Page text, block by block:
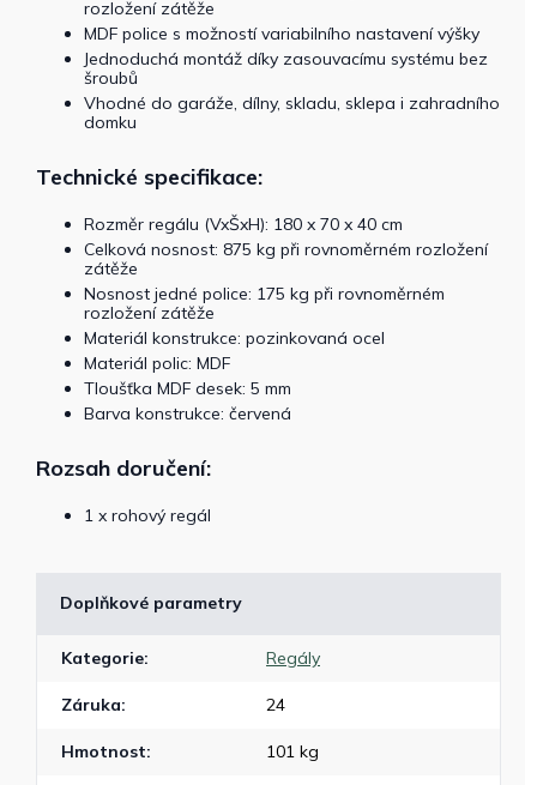
rozložení zátěže
MDF police s možností variabilního nastavení výšky
Jednoduchá montáž díky zasouvacímu systému bez
šroubů
Vhodné do garáže, dílny, skladu, sklepa i zahradního
domku
Technické specifikace:
Rozměr regálu (VxŠxH): 180 x 70 x 40 cm
Celková nosnost: 875 kg při rovnoměrném rozložení
zátěže
Nosnost jedné police: 175 kg při rovnoměrném
rozložení zátěže
Materiál konstrukce: pozinkovaná ocel
Materiál polic: MDF
Tloušťka MDF desek: 5 mm
Barva konstrukce: červená
Rozsah doručení:
1 x rohový regál
Doplňkové parametry
Kategorie: Regály
Záruka: 24
Hmotnost: 101 kg